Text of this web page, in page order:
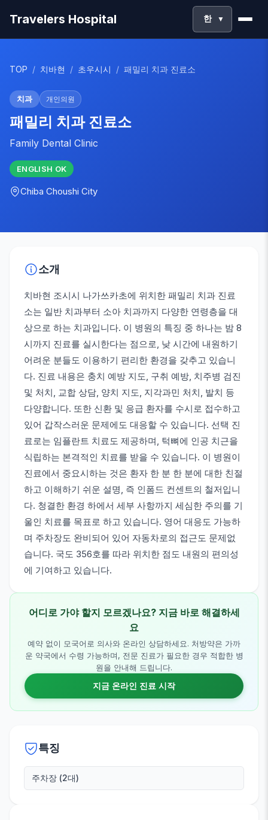
Travelers Hospital 한 ▼
TOP / 치바현 / 초우시시 / 패밀리 치과 진료소
치과 개인의원
패밀리 치과 진료소
Family Dental Clinic
ENGLISH OK
Chiba Choushi City
소개
치바현 조시시 나가쓰카초에 위치한 패밀리 치과 진료
소는 일반 치과부터 소아 치과까지 다양한 연령층을 대
상으로 하는 치과입니다. 이 병원의 특징 중 하나는 밤 8
시까지 진료를 실시한다는 점으로, 낮 시간에 내원하기
어려운 분들도 이용하기 편리한 환경을 갖추고 있습니
다. 진료 내용은 충치 예방 지도, 구취 예방, 치주병 검진
및 처치, 교합 상담, 양치 지도, 지각과민 처치, 발치 등
다양합니다. 또한 신환 및 응급 환자를 수시로 접수하고
있어 갑작스러운 문제에도 대응할 수 있습니다. 선택 진
료로는 임플란트 치료도 제공하며, 턱뼈에 인공 치근을
식립하는 본격적인 치료를 받을 수 있습니다. 이 병원이
진료에서 중요시하는 것은 환자 한 분 한 분에 대한 친절
하고 이해하기 쉬운 설명, 즉 인폼드 컨센트의 철저입니
다. 청결한 환경 하에서 세부 사항까지 세심한 주의를 기
울인 치료를 목표로 하고 있습니다. 영어 대응도 가능하
며 주차장도 완비되어 있어 자동차로의 접근도 문제없
습니다. 국도 356호를 따라 위치한 점도 내원의 편의성
에 기여하고 있습니다.
어디로 가야 할지 모르겠나요? 지금 바로 해결하세
요
예약 없이 모국어로 의사와 온라인 상담하세요. 처방약은 가까
운 약국에서 수령 가능하며, 전문 진료가 필요한 경우 적합한 병
원을 안내해 드립니다.
지금 온라인 진료 시작
특징
주차장 (2대)